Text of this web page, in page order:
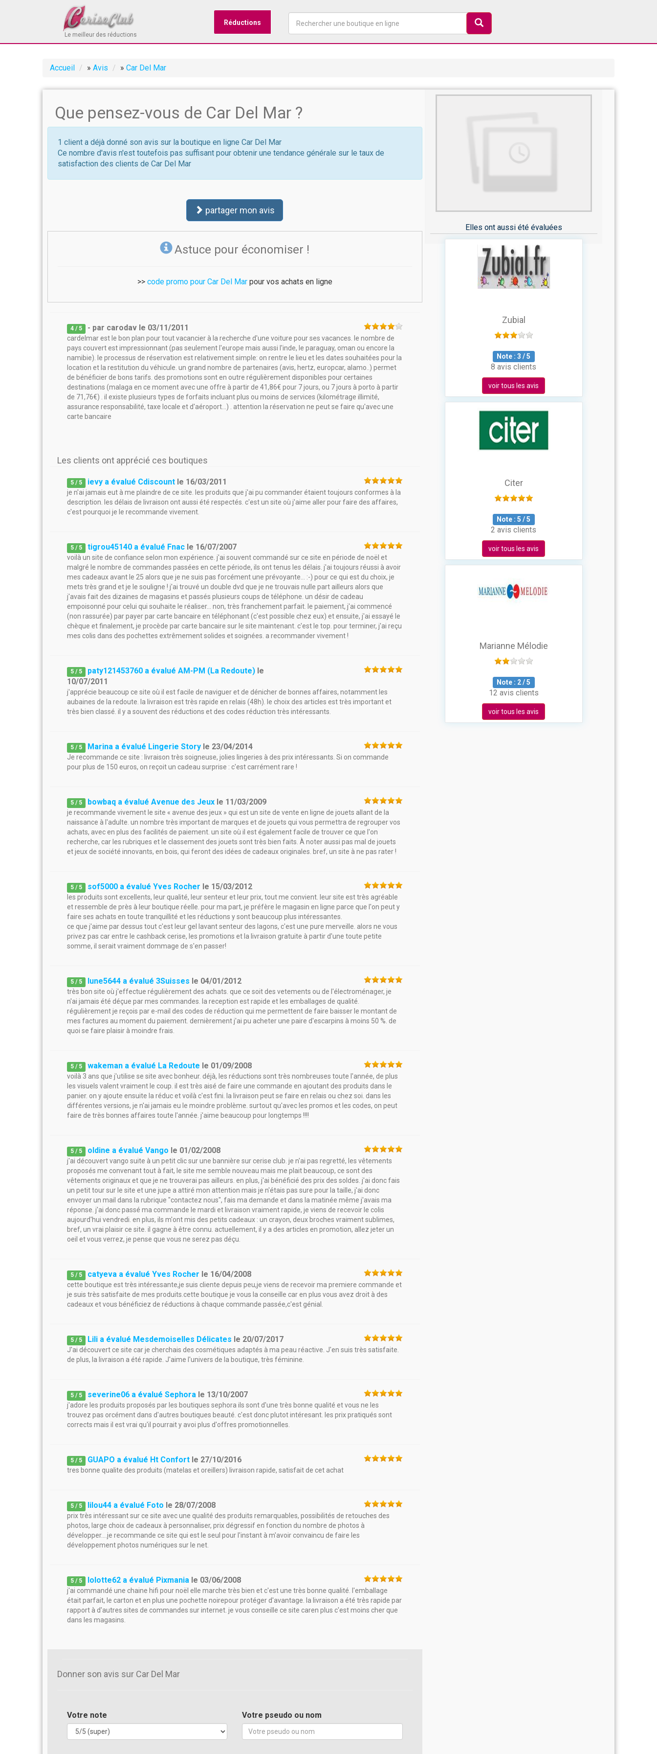
Le meilleur des réductions
Réductions
Accueil » Avis » Car Del Mar
Que pensez-vous de Car Del Mar ?
1 client a déjà donné son avis sur la boutique en ligne Car Del Mar
Ce nombre d'avis n'est toutefois pas suffisant pour obtenir une tendance générale sur le taux de
satisfaction des clients de Car Del Mar
partager mon avis
Astuce pour économiser !
>> code promo pour Car Del Marpour vos achats en ligne
4 / 5 - par carodav le 03/11/2011
cardelmar est le bon plan pour tout vacancier à la recherche d'une voiture pour ses vacances. le nombre de
pays couvert est impressionnant (pas seulement l'europe mais aussi l'inde, le paraguay, oman ou encore la
namibie). le processus de réservation est relativement simple: on rentre le lieu et les dates souhaitées pour la
location et la restitution du véhicule. un grand nombre de partenaires (avis, hertz, europcar, alamo..) permet
de bénéficier de bons tarifs. des promotions sont en outre régulièrement disponibles pour certaines
destinations (malaga en ce moment avec une offre à partir de 41,86€ pour 7 jours, ou 7 jours à porto à partir
de 71,76€) . il existe plusieurs types de forfaits incluant plus ou moins de services (kilométrage illimité,
assurance responsabilité, taxe locale et d'aéroport...) . attention la réservation ne peut se faire qu'avec une
carte bancaire
Les clients ont apprécié ces boutiques
5 / 5 ievy a évalué Cdiscount le 16/03/2011
je n'ai jamais eut à me plaindre de ce site. les produits que j'ai pu commander étaient toujours conformes à la
description. les délais de livraison ont aussi été respectés. c'est un site où j'aime aller pour faire des affaires,
c'est pourquoi je le recommande vivement.
5 / 5 tigrou45140 a évalué Fnac le 16/07/2007
voilà un site de confiance selon mon expérience. j'ai souvent commandé sur ce site en période de noël et
malgré le nombre de commandes passées en cette période, ils ont tenus les délais. j'ai toujours réussi à avoir
mes cadeaux avant le 25 alors que je ne suis pas forcément une prévoyante... :-) pour ce qui est du choix, je
mets très grand et je le souligne ! j'ai trouvé un double dvd que je ne trouvais nulle part ailleurs alors que
j'avais fait des dizaines de magasins et passés plusieurs coups de téléphone. un désir de cadeau
empoisonné pour celui qui souhaite le réaliser... non, très franchement parfait. le paiement, j'ai commencé
(non rassurée) par payer par carte bancaire en téléphonant (c'est possible chez eux) et ensuite, j'ai essayé le
chèque et finalement, je procède par carte bancaire sur le site maintenant. c'est le top. pour terminer, j'ai reçu
mes colis dans des pochettes extrêmement solides et soignées. a recommander vivement !
5 / 5 paty121453760 a évalué AM-PM (La Redoute) le
10/07/2011
j'apprécie beaucoup ce site où il est facile de naviguer et de dénicher de bonnes affaires, notamment les
aubaines de la redoute. la livraison est très rapide en relais (48h). le choix des articles est très important et
très bien classé. il y a souvent des réductions et des codes réduction très intéressants.
5 / 5 Marina a évalué Lingerie Story le 23/04/2014
Je recommande ce site : livraison très soigneuse, jolies lingeries à des prix intéressants. Si on commande
pour plus de 150 euros, on reçoit un cadeau surprise : c'est carrément rare !
5 / 5 bowbaq a évalué Avenue des Jeux le 11/03/2009
je recommande vivement le site « avenue des jeux » qui est un site de vente en ligne de jouets allant de la
naissance à l'adulte. un nombre très important de marques et de jouets qui vous permettra de regrouper vos
achats, avec en plus des facilités de paiement. un site où il est également facile de trouver ce que l'on
recherche, car les rubriques et le classement des jouets sont très bien faits. À noter aussi pas mal de jouets
et jeux de société innovants, en bois, qui feront des idées de cadeaux originales. bref, un site à ne pas rater !
5 / 5 sof5000 a évalué Yves Rocher le 15/03/2012
les produits sont excellents, leur qualité, leur senteur et leur prix, tout me convient. leur site est très agréable
et ressemble de près à leur boutique réelle. pour ma part, je préfère le magasin en ligne parce que l'on peut y
faire ses achats en toute tranquillité et les réductions y sont beaucoup plus intéressantes.
ce que j'aime par dessus tout c'est leur gel lavant senteur des lagons, c'est une pure merveille. alors ne vous
privez pas car entre le cashback cerise, les promotions et la livraison gratuite à partir d'une toute petite
somme, il serait vraiment dommage de s'en passer!
5 / 5 lune5644 a évalué 3Suisses le 04/01/2012
très bon site où j'effectue régulièrement des achats. que ce soit des vetements ou de l'électroménager, je
n'ai jamais été déçue par mes commandes. la reception est rapide et les emballages de qualité.
régulièrement je reçois par e-mail des codes de réduction qui me permettent de faire baisser le montant de
mes factures au moment du paiement. dernièrement j'ai pu acheter une paire d'escarpins à moins 50 %. de
quoi se faire plaisir à moindre frais.
5 / 5 wakeman a évalué La Redoute le 01/09/2008
voilà 3 ans que j'utilise se site avec bonheur. déjà, les réductions sont très nombreuses toute l'année, de plus
les visuels valent vraiment le coup. il est très aisé de faire une commande en ajoutant des produits dans le
panier. on y ajoute ensuite la réduc et voilà c'est fini. la livraison peut se faire en relais ou chez soi. dans les
différentes versions, je n'ai jamais eu le moindre problème. surtout qu'avec les promos et les codes, on peut
faire de très bonnes affaires toute l'année. j'aime beaucoup pour longtemps !!!!
5 / 5 oldine a évalué Vango le 01/02/2008
j'ai découvert vango suite à un petit clic sur une bannière sur cerise club. je n'ai pas regretté, les vêtements
proposés me convenant tout à fait, le site me semble nouveau mais me plait beaucoup, ce sont des
vêtements originaux et que je ne trouverai pas ailleurs. en plus, j'ai bénéficié des prix des soldes. j'ai donc fais
un petit tour sur le site et une jupe a attiré mon attention mais je n'étais pas sure pour la taille, j'ai donc
envoyer un mail dans la rubrique "contactez nous", fais ma demande et dans la matinée même j'avais ma
réponse. j'ai donc passé ma commande le mardi et livraison vraiment rapide, je viens de recevoir le colis
aujourd'hui vendredi. en plus, ils m'ont mis des petits cadeaux : un crayon, deux broches vraiment sublimes,
bref, un vrai plaisir ce site. il gagne à être connu. actuellement, il y a des articles en promotion, allez jeter un
oeil et vous verrez, je pense que vous ne serez pas déçu.
5 / 5 catyeva a évalué Yves Rocher le 16/04/2008
cette boutique est très intéressante,je suis cliente depuis peu,je viens de recevoir ma premiere commande et
je suis très satisfaite de mes produits.cette boutique je vous la conseille car en plus vous avez droit à des
cadeaux et vous bénéficiez de réductions à chaque commande passée,c'est génial.
5 / 5 Lili a évalué Mesdemoiselles Délicates le 20/07/2017
J'ai découvert ce site car je cherchais des cosmétiques adaptés à ma peau réactive. J'en suis très satisfaite.
de plus, la livraison a été rapide. J'aime l'univers de la boutique, très féminine.
5 / 5 severine06 a évalué Sephora le 13/10/2007
j'adore les produits proposés par les boutiques sephora ils sont d'une très bonne qualité et vous ne les
trouvez pas orcément dans d'autres boutiques beauté. c'est donc plutot intéresant. les prix pratiqués sont
corrects mais il est vrai qu'il pourrait y avoi plus d'offres promotionnelles.
5 / 5 GUAPO a évalué Ht Confort le 27/10/2016
tres bonne qualite des produits (matelas et oreillers) livraison rapide, satisfait de cet achat
5 / 5 lilou44 a évalué Foto le 28/07/2008
prix très intéressant sur ce site avec une qualité des produits remarquables, possibilités de retouches des
photos, large choix de cadeaux à personnaliser, prix dégressif en fonction du nombre de photos à
développer....je recommande ce site qui est le seul pour l'instant à m'avoir convaincu de faire les
développement photos numériques sur le net.
5 / 5 lolotte62 a évalué Pixmania le 03/06/2008
j'ai commandé une chaine hifi pour noël elle marche très bien et c'est une très bonne qualité. l'emballage
était parfait, le carton et en plus une pochette noirepour protéger d'avantage. la livraison a été très rapide par
rapport à d'autres sites de commandes sur internet. je vous conseille ce site caren plus c'est moins cher que
dans les magasins.
Donner son avis sur Car Del Mar
Votre note Votre pseudo ou nom
Elles ont aussi été évaluées
Zubial
Note :3 /5
8 avis clients
voir tous les avis
Citer
Note :5 /5
2 avis clients
voir tous les avis
Marianne Mélodie
Note : 2/5
12 avis clients
voir tous les avis